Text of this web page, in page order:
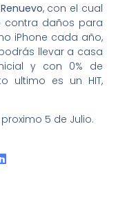
, con el cual
contra daños para
iPhone cada año,
llevar a casa
y con 0% de
ultimo es un HIT,
5 de Julio.